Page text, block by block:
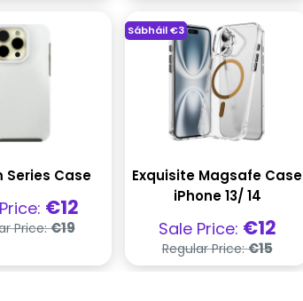
Series Case
€12
Praghas
rialta
Price:€19
Sábháil€3
Exquisite Magsafe Case
iPhone 13/ 14
Praghas
díola
Sale Price: €12
Praghas
rialta
Regular Price:€15